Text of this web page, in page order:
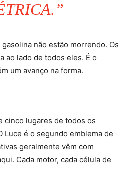
não estão morrendo. Os
ao lado de todos eles. É o
um avanço na forma.
cinco lugares de todos os
Luce é o segundo emblema de
geralmente vêm com
Cada motor, cada célula de